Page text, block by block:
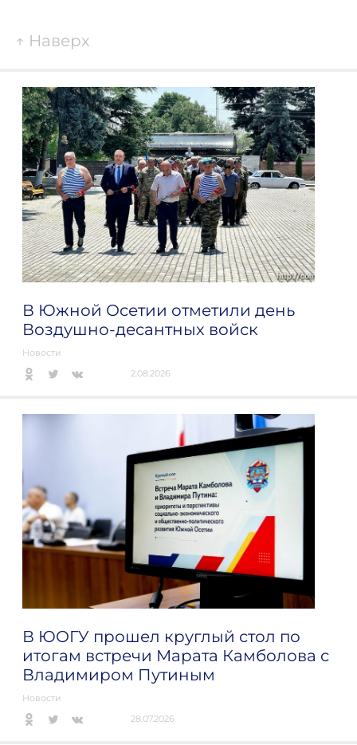
↑ Наверх
В Южной Осетии отметили день
Воздушно-десантных войск
Новости
2.08.2026
В ЮОГУ прошел круглый стол по
итогам встречи Марата Камболова с
Владимиром Путиным
Новости
28.07.2026